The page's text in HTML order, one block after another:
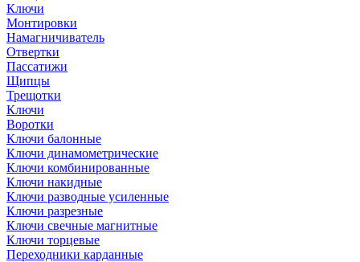
Ключи
Монтировки
Намагничиватель
Отвертки
Пассатижи
Щипцы
Трещотки
Ключи
Воротки
Ключи балонные
Ключи динамометрические
Ключи комбинированные
Ключи накидные
Ключи разводные усиленные
Ключи разрезные
Ключи свечные магнитные
Ключи торцевые
Переходники карданные